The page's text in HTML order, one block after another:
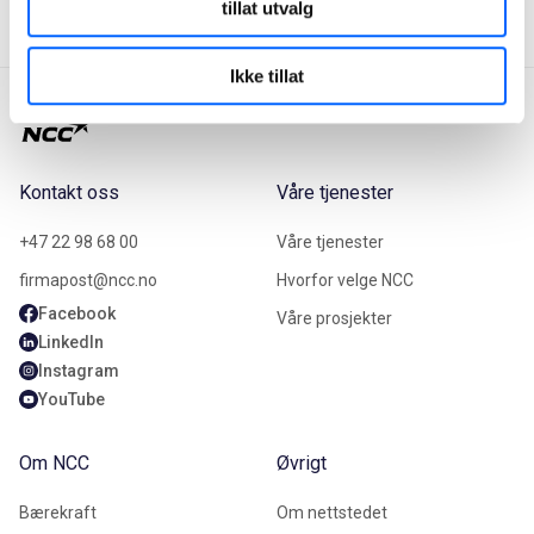
tillat utvalg
Ikke tillat
Kontakt oss
+47 22 98 68 00
firmapost@ncc.no
Facebook
LinkedIn
Instagram
YouTube
Våre tjenester
Våre tjenester
Hvorfor velge NCC
Våre prosjekter
Om NCC
Bærekraft
Øvrigt
Om nettstedet